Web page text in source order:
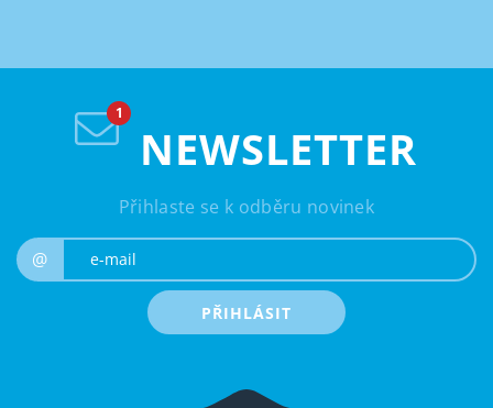
NEWSLETTER
Přihlaste se k odběru novinek
@
PŘIHLÁSIT